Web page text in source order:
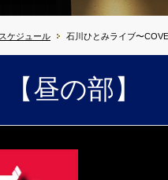
スケジュール 石川ひとみライブ〜
昼の部】